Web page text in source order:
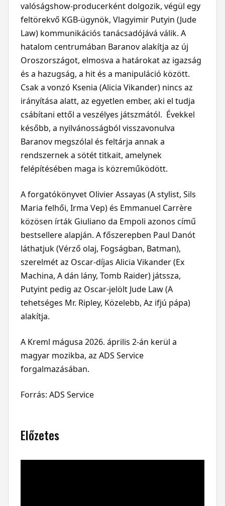
valóságshow-producerként dolgozik, végül egy
feltörekvő KGB-ügynök, Vlagyimir Putyin (Jude
Law) kommunikációs tanácsadójává válik. A
hatalom centrumában Baranov alakítja az új
Oroszországot, elmosva a határokat az igazság
és a hazugság, a hit és a manipuláció között.
Csak a vonzó Ksenia (Alicia Vikander) nincs az
irányítása alatt, az egyetlen ember, aki el tudja
csábítani ettől a veszélyes játszmától. Évekkel
később, a nyilvánosságból visszavonulva
Baranov megszólal és feltárja annak a
rendszernek a sötét titkait, amelynek
felépítésében maga is közreműködött.
A forgatókönyvet Olivier Assayas (A stylist, Sils
Maria felhői, Irma Vep) és Emmanuel Carrère
közösen írták Giuliano da Empoli azonos című
bestsellere alapján. A főszerepben Paul Danót
láthatjuk (Vérző olaj, Fogságban, Batman),
szerelmét az Oscar-díjas Alicia Vikander (Ex
Machina, A dán lány, Tomb Raider) játssza,
Putyint pedig az Oscar-jelölt Jude Law (A
tehetséges Mr. Ripley, Közelebb, Az ifjú pápa)
alakítja.
A Kreml mágusa 2026. április 2-án kerül a
magyar mozikba, az ADS Service
forgalmazásában.
Forrás: ADS Service
Előzetes